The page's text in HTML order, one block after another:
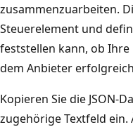
zusammenzuarbeiten.
Steuerelement und
feststellen kann, ob
dem Anbieter
Kopieren Sie die JSON-
zugehörige Textfeld ein.